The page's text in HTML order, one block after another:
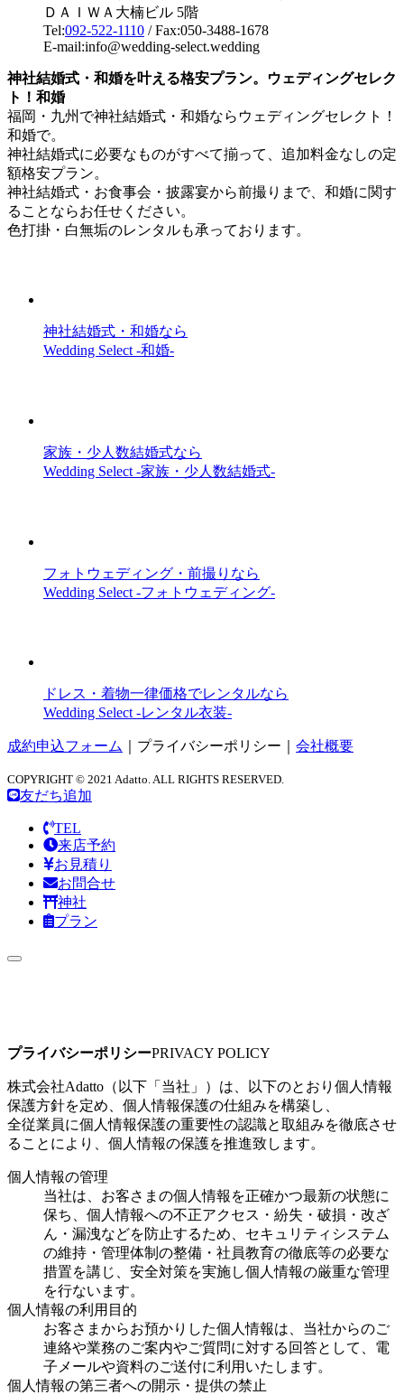
ＤＡＩＷＡ大楠ビル 5階
Tel:092-522-1110 / Fax:050-3488-1678
E-mail:info@wedding-select.wedding
神社結婚式・和婚を叶える格安プラン。ウェディングセレク
ト！和婚
福岡・九州で神社結婚式・和婚ならウェディングセレクト！
和婚で。
神社結婚式に必要なものがすべて揃って、追加料金なしの定
額格安プラン。
神社結婚式・お食事会・披露宴から前撮りまで、和婚に関す
ることならお任せください。
色打掛・白無垢のレンタルも承っております。
神社結婚式・和婚なら
Wedding Select -和婚-
家族・少人数結婚式なら
Wedding Select -家族・少人数結婚式-
フォトウェディング・前撮りなら
Wedding Select -フォトウェディング-
ドレス・着物一律価格でレンタルなら
Wedding Select -レンタル衣装-
成約申込フォーム プライバシーポリシー 会社概要
COPYRIGHT © 2021 Adatto. ALL RIGHTS RESERVED.
友だち追加
TEL
来店予約
お見積り
お問合せ
神社
プラン
プライバシーポリシーPRIVACY POLICY
株式会社Adatto（以下「当社」）は、以下のとおり個人情報
保護方針を定め、個人情報保護の仕組みを構築し、
全従業員に個人情報保護の重要性の認識と取組みを徹底させ
ることにより、個人情報の保護を推進致します。
個人情報の管理
当社は、お客さまの個人情報を正確かつ最新の状態に
保ち、個人情報への不正アクセス・紛失・破損・改ざ
ん・漏洩などを防止するため、セキュリティシステム
の維持・管理体制の整備・社員教育の徹底等の必要な
措置を講じ、安全対策を実施し個人情報の厳重な管理
を行ないます。
個人情報の利用目的
お客さまからお預かりした個人情報は、当社からのご
連絡や業務のご案内やご質問に対する回答として、電
子メールや資料のご送付に利用いたします。
個人情報の第三者への開示・提供の禁止